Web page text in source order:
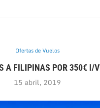
Ofertas de Vuelos
A FILIPINAS POR 350€ I/V
15 abril, 2019